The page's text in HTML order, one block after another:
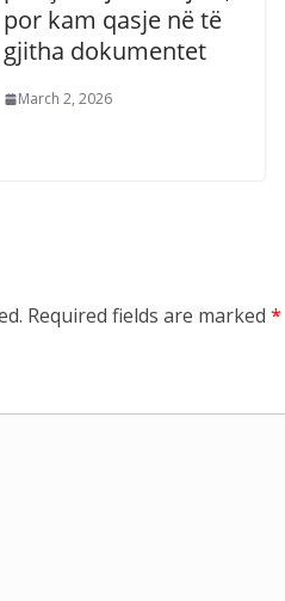
por kam qasje në të
gjitha dokumentet
March 2, 2026
Required fields are marked *